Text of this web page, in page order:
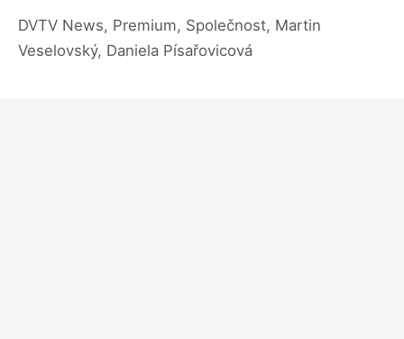
DVTV News, Premium, Společnost, Martin
Veselovský, Daniela Písařovicová